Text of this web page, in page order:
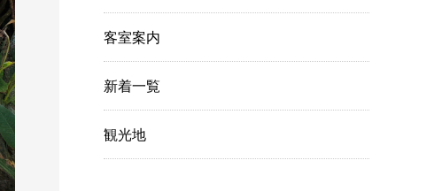
客室案内
新着一覧
観光地